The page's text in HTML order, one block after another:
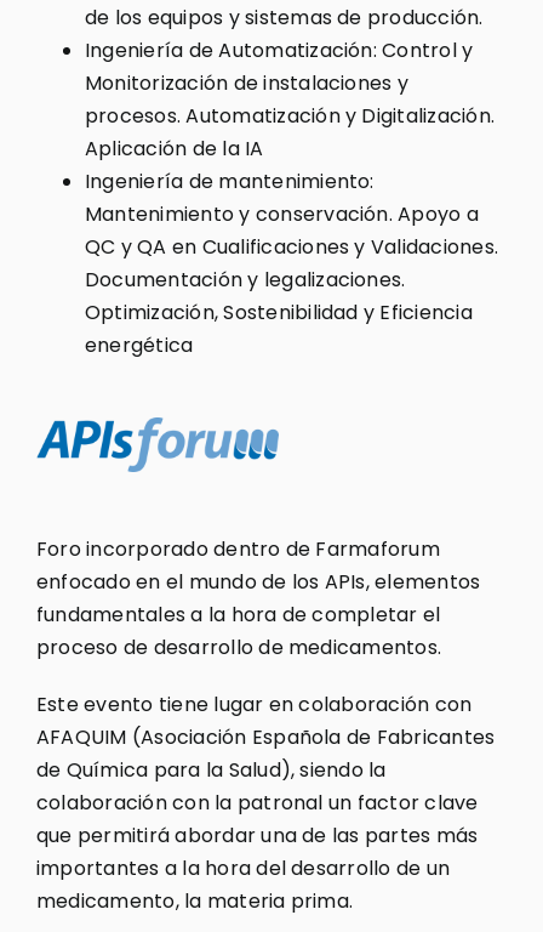
de los equipos y sistemas de producción.
Ingeniería de Automatización: Control y
Monitorización de instalaciones y
procesos. Automatización y Digitalización.
Aplicación de la IA
Ingeniería de mantenimiento:
Mantenimiento y conservación. Apoyo a
QC y QA en Cualificaciones y Validaciones.
Documentación y legalizaciones.
Optimización, Sostenibilidad y Eficiencia
energética
Foro incorporado dentro de Farmaforum
enfocado en el mundo de los APIs, elementos
fundamentales a la hora de completar el
proceso de desarrollo de medicamentos.
Este evento tiene lugar en colaboración con
AFAQUIM (Asociación Española de Fabricantes
de Química para la Salud), siendo la
colaboración con la patronal un factor clave
que permitirá abordar una de las partes más
importantes a la hora del desarrollo de un
medicamento, la materia prima.